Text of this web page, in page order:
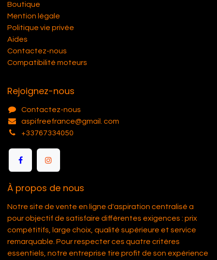
Boutique
Mention légale
Politique vie privée
Aides
Contactez-nous
Compatibilité moteurs
Rejoignez-nous
Contactez-nous
aspifreefrance@gmail. com
+33767334050
À propos de nous
Notre site de vente en ligne d'aspiration centralisé a
pour objectif de satisfaire différentes exigences : prix
compétitifs, large choix, qualité supérieure et service
remarquable. Pour respecter ces quatre critères
essentiels, notre entreprise tire profit de son expérience